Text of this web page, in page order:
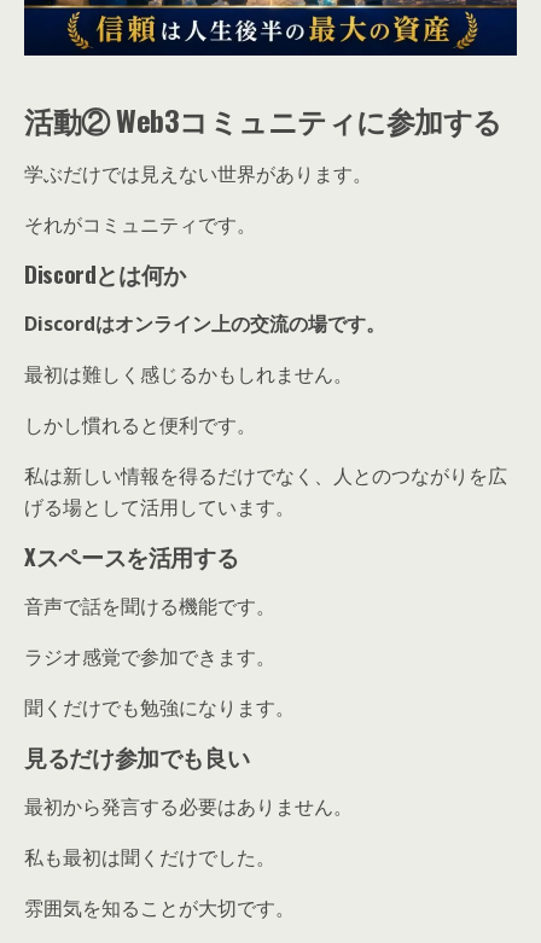
活動② Web3コミュニティに参加する
学ぶだけでは見えない世界があります。
それがコミュニティです。
Discordとは何か
Discordはオンライン上の交流の場です。
最初は難しく感じるかもしれません。
しかし慣れると便利です。
私は新しい情報を得るだけでなく、人とのつながりを広
げる場として活用しています。
Xスペースを活用する
音声で話を聞ける機能です。
ラジオ感覚で参加できます。
聞くだけでも勉強になります。
見るだけ参加でも良い
最初から発言する必要はありません。
私も最初は聞くだけでした。
雰囲気を知ることが大切です。